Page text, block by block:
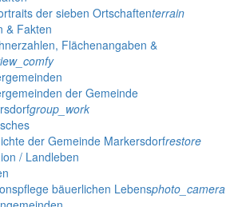
der sieben Ortschaftenterrain
& Fakten
Flächenangaben &
der Gemeinde
group_work
der Gemeinde Markersdorfrestore
/ Landleben
bäuerlichen Lebensphoto_camera